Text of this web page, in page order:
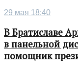
29 мая 18:40
В Братиславе
в панельной
помощник